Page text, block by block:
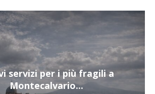
servizi per i più fragili a
Montecalvario...